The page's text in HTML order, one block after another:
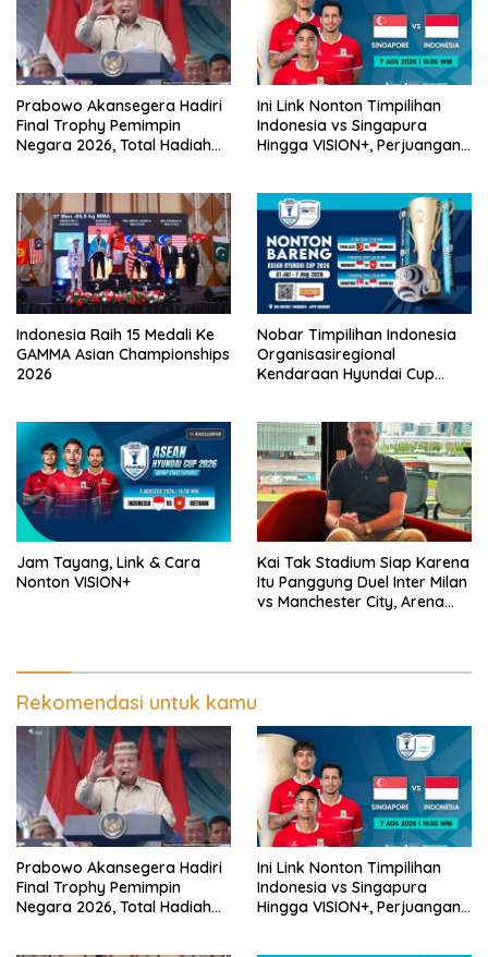
Prabowo Akansegera Hadiri
Final Trophy Pemimpin
Negara 2026, Total Hadiah
Ini Link Nonton Timpilihan
Indonesia vs Singapura
Hingga VISION+, Perjuangan
Indonesia Raih 15 Medali Ke
GAMMA Asian Championships
2026
Nobar Timpilihan Indonesia
Organisasiregional
Kendaraan Hyundai Cup
Jam Tayang, Link & Cara
Nonton VISION+
Kai Tak Stadium Siap Karena
Itu Panggung Duel Inter Milan
vs Manchester City, Arena
Rekomendasi untuk kamu
Prabowo Akansegera Hadiri
Final Trophy Pemimpin
Negara 2026, Total Hadiah
Ini Link Nonton Timpilihan
Indonesia vs Singapura
Hingga VISION+, Perjuangan